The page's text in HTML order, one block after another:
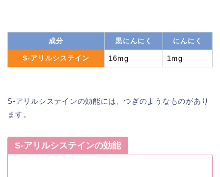
成分 黒にんにく にんにく
S-アリルシステイン 16mg 1mg
S-アリルシステインの効能には、つぎのようなものがあり
ます。
S-アリルシステインの効能